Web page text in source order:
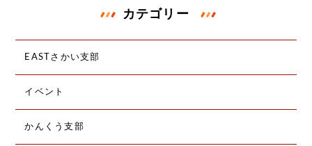
カテゴリー
EASTさかい支部
イベント
かんくう支部